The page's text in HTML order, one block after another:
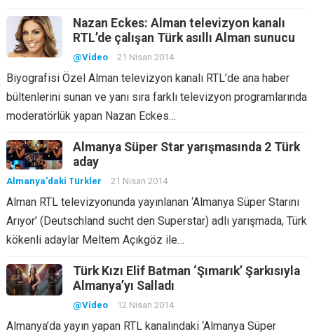
Nazan Eckes: Alman televizyon kanalı
RTL’de çalışan Türk asıllı Alman sunucu
@Video 21 Nisan 2014
Biyografisi Özel Alman televizyon kanalı RTL’de ana haber
bültenlerini sunan ve yanı sıra farklı televizyon programlarında
moderatörlük yapan Nazan Eckes…
Almanya Süper Star yarışmasında 2 Türk
aday
Almanya'daki Türkler 21 Nisan 2014
Alman RTL televizyonunda yayınlanan ‘Almanya Süper Starını
Arıyor’ (Deutschland sucht den Superstar) adlı yarışmada, Türk
kökenli adaylar Meltem Açıkgöz ile…
Türk Kızı Elif Batman ‘Şımarık’ Şarkısıyla
Almanya’yı Salladı
@Video 12 Nisan 2014
Almanya’da yayın yapan RTL kanalındaki ‘Almanya Süper